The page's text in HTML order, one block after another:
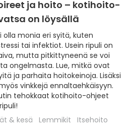
ja hoito – kotihoito-
on löysällä
olla monia eri syitä, kuten
tai infektiot. Usein ripuli on
mutta pitkittyneenä se voi
ongelmasta. Lue, mitkä ovat
ja parhaita hoitokeinoja. Lisäksi
vinkkejä ennaltaehkäisyyn.
tehokkaat kotihoito-ohjeet
& kesä Lemmikit Itsehoito